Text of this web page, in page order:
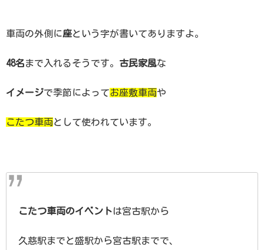
車両の外側に座という字が書いてありますよ。
48名まで入れるそうです。 古民家風な
イメージで季節によってお座敷車両や
こたつ車両として使われています。
こたつ車両のイベントは宮古駅から
久慈駅までと盛駅から宮古駅までで、